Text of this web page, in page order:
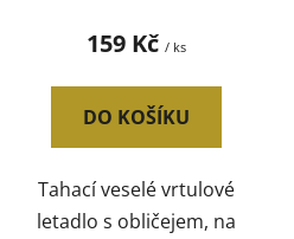
159 Kč / ks
DO KOŠÍKU
Tahací veselé vrtulové
letadlo s obličejem, na